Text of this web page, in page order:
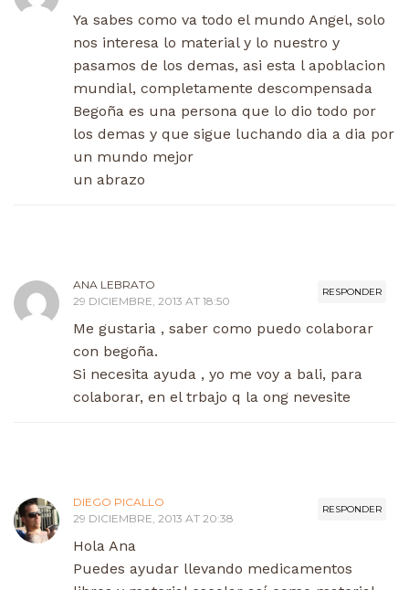
Ya sabes como va todo el mundo Angel, solo
nos interesa lo material y lo nuestro y
pasamos de los demas, asi esta l apoblacion
mundial, completamente descompensada
Begoña es una persona que lo dio todo por
los demas y que sigue luchando dia a dia por
un mundo mejor
un abrazo
RESPONDER
ANA LEBRATO
29 DICIEMBRE, 2013 AT 18:50
Me gustaria , saber como puedo colaborar
con begoña.
Si necesita ayuda , yo me voy a bali, para
colaborar, en el trbajo q la ong nevesite
RESPONDER
DIEGO PICALLO
29 DICIEMBRE, 2013 AT 20:38
Hola Ana
Puedes ayudar llevando medicamentos